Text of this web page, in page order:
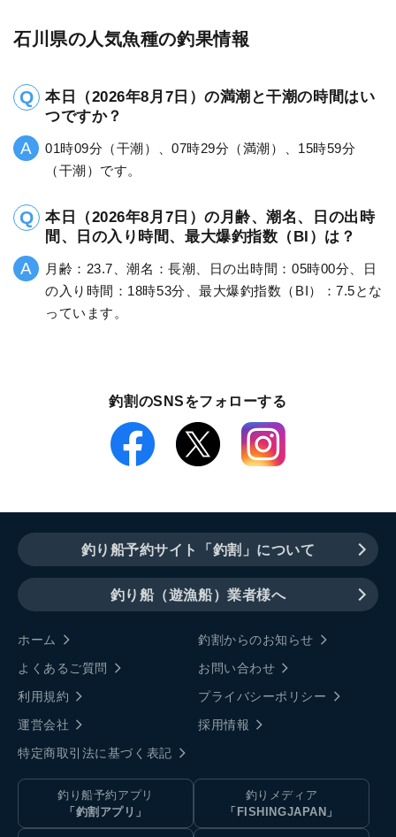
石川県の人気魚種の釣果情報
本日（2026年8月7日）の満潮と干潮の時間はい
つですか？
01時09分（干潮）、07時29分（満潮）、15時59分
（干潮）です。
本日（2026年8月7日）の月齢、潮名、日の出時
間、日の入り時間、最大爆釣指数（BI）は？
月齢：23.7、潮名：長潮、日の出時間：05時00分、日
の入り時間：18時53分、最大爆釣指数（BI）：7.5とな
っています。
釣割のSNSをフォローする
釣り船予約サイト「釣割」について
釣り船（遊漁船）業者様へ
ホーム
釣割からのお知らせ
よくあるご質問
お問い合わせ
利用規約
プライバシーポリシー
運営会社
採用情報
特定商取引法に基づく表記
釣り船予約アプリ
「釣割アプリ」
釣りメディア
「FISHINGJAPAN」